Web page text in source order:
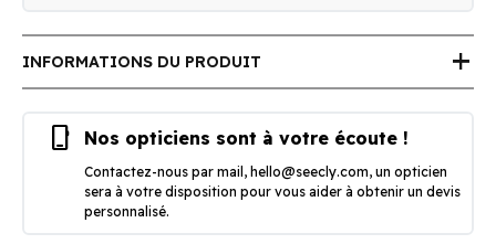
INFORMATIONS DU PRODUIT add
phone_iphone Nos opticiens sont à votre écoute !
Contactez-nous par mail, hello@seecly.com, un opticien
sera à votre disposition pour vous aider à obtenir un devis
personnalisé.